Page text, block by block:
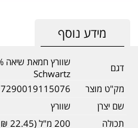
מידע נוסף
דגם
Schwartz
מק"ט מוצר
7290019115076
שם יצרן
שוורץ
תכולה
200 מ"ל (22.45 ₪ ל-100 מ"ל)